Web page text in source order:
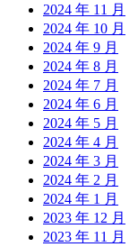
2024 年 11 月
2024 年 10 月
2024 年 9 月
2024 年 8 月
2024 年 7 月
2024 年 6 月
2024 年 5 月
2024 年 4 月
2024 年 3 月
2024 年 2 月
2024 年 1 月
2023 年 12 月
2023 年 11 月